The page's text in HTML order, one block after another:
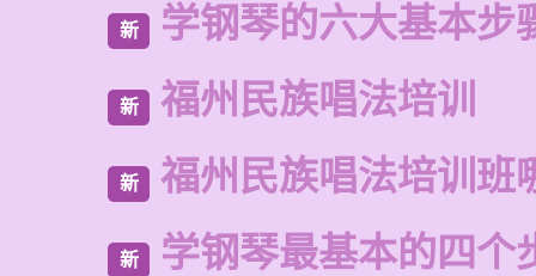
新 学钢琴的六大基本步
新 福州民族唱法培训
新 福州民族唱法培训班
新 学钢琴最基本的四个